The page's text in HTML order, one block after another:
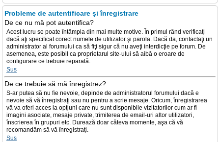
Probleme de autentificare şi înregistrare
De ce nu mă pot autentifica?
Acest lucru se poate întâmpla din mai multe motive. În primul rând verificaţi
dacă aţi specificat corect numele de utilizator şi parola. Dacă da, contactaţi un
administrator al forumului ca să fiţi sigur că nu aveţi interdicţie pe forum. De
asemenea, este posibil ca proprietarul site-ului să aibă o eroare de
configurare ce trebuie reparată.
Sus
De ce trebuie să mă înregistrez?
S-ar putea să nu fie nevoie, depinde de administratorul forumului dacă e
nevoie să vă înregistraţi sau nu pentru a scrie mesaje. Oricum, înregistrarea
vă va oferi acces la opţiuni care nu sunt disponibile vizitatorilor cum ar fi
imagini asociate, mesaje private, trimiterea de email-uri altor utilizatori,
înscrierea în grupuri etc. Durează doar câteva momente, aşa că vă
recomandăm să vă înregistraţi.
Sus